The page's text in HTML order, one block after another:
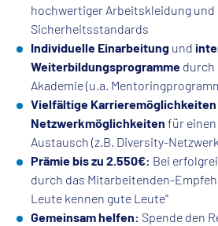
hochwertiger Arbeitskleidung und
Sicherheitsstandards
Individuelle Einarbeitung und
Weiterbildungsprogramme durch
Akademie (u.a.
Vielfältige Karrieremöglichkeiten
Netzwerkmöglichkeiten für einen
Austausch (z.B. Diversity-
Prämie bis zu 2.550€: Bei
durch das Mitarbeitenden-
Leute kennen gute Leute“
Gemeinsam helfen: Spende den